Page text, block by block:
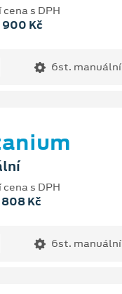
s DPH
900 Kč
6st. manuální
s DPH
808 Kč
6st. manuální